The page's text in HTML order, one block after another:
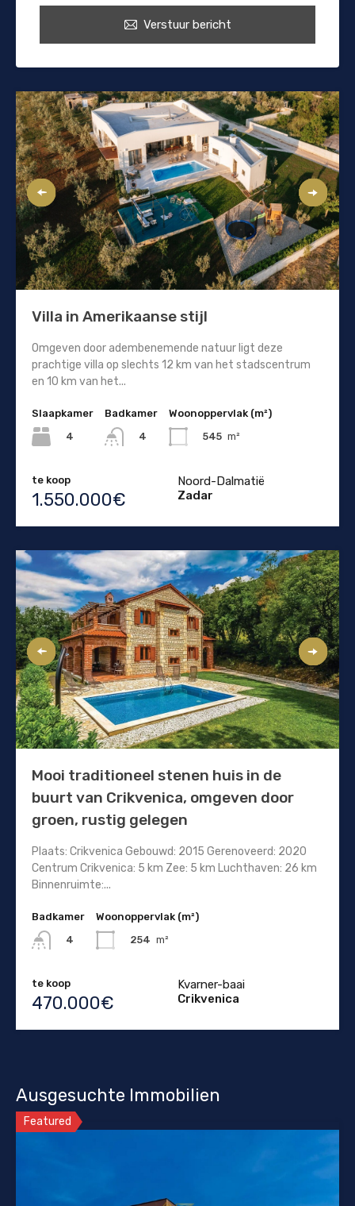
Verstuur bericht
Villa in Amerikaanse stijl
Omgeven door adembenemende natuur ligt deze
prachtige villa op slechts 12 km van het stadscentrum
en 10 km van het...
Slaapkamer
4
Badkamer
4
Woonoppervlak (m²)
545 m²
te koop
1.550.000€
Noord-Dalmatië
Zadar
Mooi traditioneel stenen huis in de
buurt van Crikvenica, omgeven door
groen, rustig gelegen
Plaats: Crikvenica Gebouwd: 2015 Gerenoveerd: 2020
Centrum Crikvenica: 5 km Zee: 5 km Luchthaven: 26 km
Binnenruimte:...
Badkamer
4
Woonoppervlak (m²)
254 m²
te koop
470.000€
Kvarner-baai
Crikvenica
Ausgesuchte Immobilien
Featured